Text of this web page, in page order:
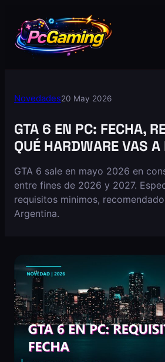
Novedades20 May 2026
GTA 6 EN PC: FECHA,
QUÉ HARDWARE VAS A
GTA 6 sale en mayo 2026 en
entre fines de 2026 y 2027.
requisitos minimos,
Argentina.